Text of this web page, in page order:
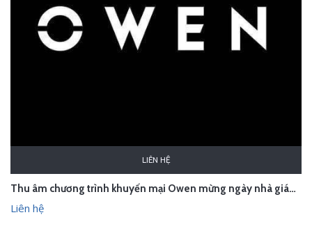
LIÊN HỆ
Thu âm chương trình khuyến mại Owen mừng ngày nhà giáo Việt Nam
Liên hệ